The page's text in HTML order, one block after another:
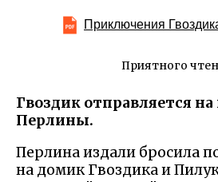
Приключения
Приятного
Гвоздик отправляется
Перлины.
Перлина издали бросила
на домик Гвоздика и